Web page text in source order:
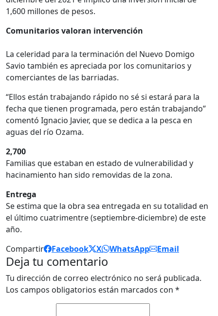
1,600 millones de pesos.
Comunitarios valoran intervención
La celeridad para la terminación del Nuevo Domigo
Savio también es apreciada por los comunitarios y
comerciantes de las barriadas.
“Ellos están trabajando rápido no sé si estará para la
fecha que tienen programada, pero están trabajando”
comentó Ignacio Javier, que se dedica a la pesca en
aguas del río Ozama.
2,700
Familias que estaban en estado de vulnerabilidad y
hacinamiento han sido removidas de la zona.
Entrega
Se estima que la obra sea entregada en su totalidad en
el último cuatrimentre (septiembre-diciembre) de este
año.
Compartir
Facebook X WhatsApp Email
Deja tu comentario
Tu dirección de correo electrónico no será publicada.
Los campos obligatorios están marcados con *